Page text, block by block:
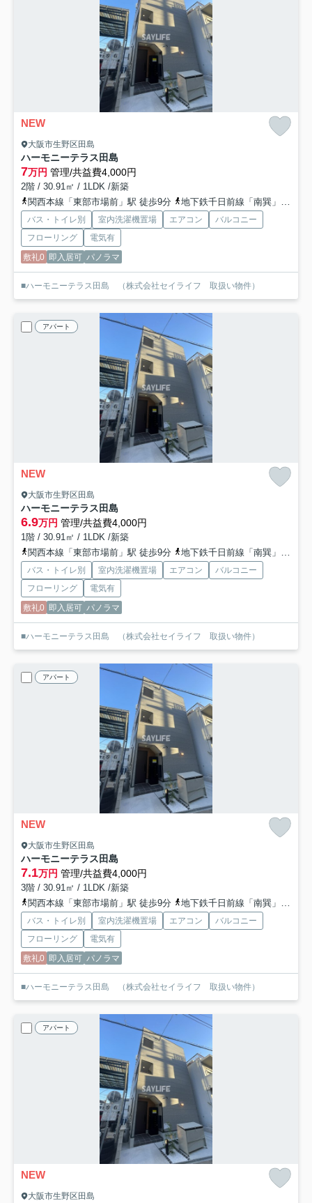
NEW
大阪市生野区田島
ハーモニーテラス田島
7万円 管理/共益費4,000円
2階 / 30.91㎡ / 1LDK /新築
関西本線「東部市場前」駅 徒歩9分
地下鉄千日前線「南巽」駅 徒歩17分
バス・トイレ別 室内洗濯機置場 エアコン
バルコニー
フローリング
電気有
敷礼0 即入居可 パノラマ
■ハーモニーテラス田島 （株式会社セイライフ 取扱い物件）
アパート
NEW
大阪市生野区田島
ハーモニーテラス田島
6.9万円 管理/共益費4,000円
1階 / 30.91㎡ / 1LDK /新築
関西本線「東部市場前」駅 徒歩9分
地下鉄千日前線「南巽」駅 徒歩17分
バス・トイレ別 室内洗濯機置場 エアコン
バルコニー
フローリング
電気有
敷礼0 即入居可 パノラマ
■ハーモニーテラス田島 （株式会社セイライフ 取扱い物件）
アパート
NEW
大阪市生野区田島
ハーモニーテラス田島
7.1万円 管理/共益費4,000円
3階 / 30.91㎡ / 1LDK /新築
関西本線「東部市場前」駅 徒歩9分
地下鉄千日前線「南巽」駅 徒歩17分
バス・トイレ別 室内洗濯機置場 エアコン
バルコニー
フローリング
電気有
敷礼0 即入居可 パノラマ
■ハーモニーテラス田島 （株式会社セイライフ 取扱い物件）
アパート
NEW
大阪市生野区田島